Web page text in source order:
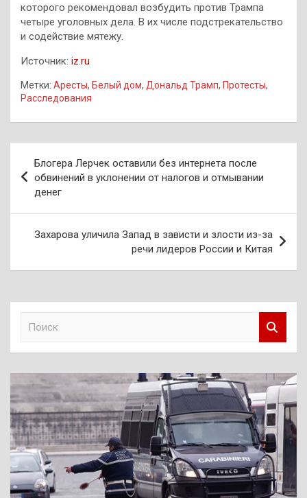
которого рекомендовал возбудить против Трампа
четыре уголовных дела. В их числе подстрекательство
и содействие мятежу.
Источник: iz.ru
Метки: Аресты, Белый дом, Дональд Трамп, Протесты,
Расследования
по
записям
Блогера Лерчек оставили без интернета после
обвинений в уклонении от налогов и отмывании
денег
Захарова уличила Запад в зависти и злости из-за
речи лидеров России и Китая
к